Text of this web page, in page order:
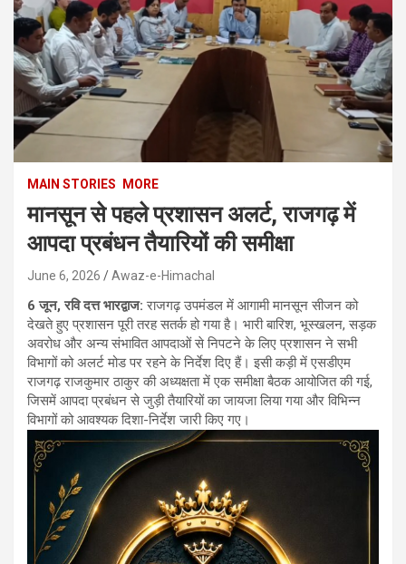
MAIN STORIES MORE
मानसून से पहले प्रशासन अलर्ट, राजगढ़ में
आपदा प्रबंधन तैयारियों की समीक्षा
June 6, 2026 Awaz-e-Himachal
6 जून, रवि दत्त भारद्वाज:राजगढ़ उपमंडल में आगामी मानसून सीजन को
देखते हुए प्रशासन पूरी तरह सतर्क हो गया है। भारी बारिश, भूस्खलन, सड़क
अवरोध और अन्य संभावित आपदाओं से निपटने के लिए प्रशासन ने सभी
विभागों को अलर्ट मोड पर रहने के निर्देश दिए हैं। इसी कड़ी में एसडीएम
राजगढ़ राजकुमार ठाकुर की अध्यक्षता में एक समीक्षा बैठक आयोजित की गई,
जिसमें आपदा प्रबंधन से जुड़ी तैयारियों का जायजा लिया गया और विभिन्न
विभागों को आवश्यक दिशा-निर्देश जारी किए गए।